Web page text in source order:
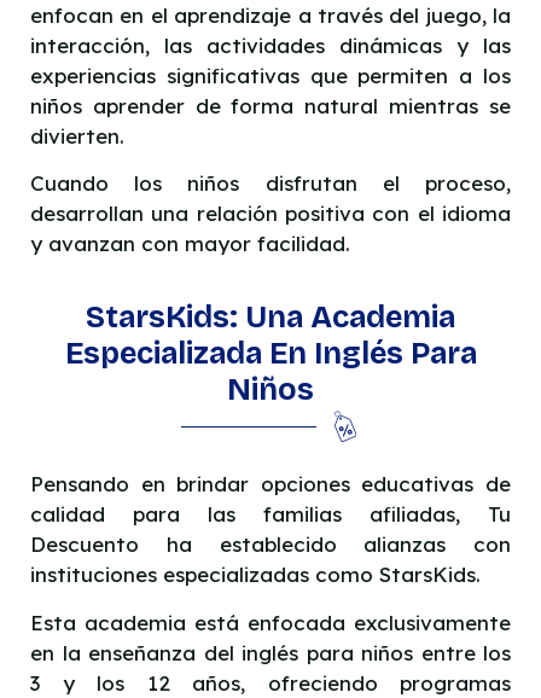
enfocan en el aprendizaje a través del juego, la
interacción, las actividades dinámicas y las
experiencias significativas que permiten a los
niños aprender de forma natural mientras se
divierten.
Cuando los niños disfrutan el proceso,
desarrollan una relación positiva con el idioma
y avanzan con mayor facilidad.
StarsKids: Una Academia
Especializada En Inglés Para
Niños
Pensando en brindar opciones educativas de
calidad para las familias afiliadas, Tu
Descuento ha establecido alianzas con
instituciones especializadas como StarsKids.
Esta academia está enfocada exclusivamente
en la enseñanza del inglés para niños entre los
3 y los 12 años, ofreciendo programas